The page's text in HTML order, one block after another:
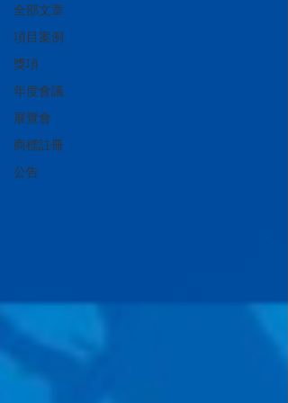
全部文章
項目案例
獎項
年度會議
展覽會
商標註冊
公告